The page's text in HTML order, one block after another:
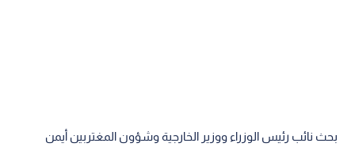
بحث نائب رئيس الوزراء ووزير الخارجية وشؤون المغتربين أيمن